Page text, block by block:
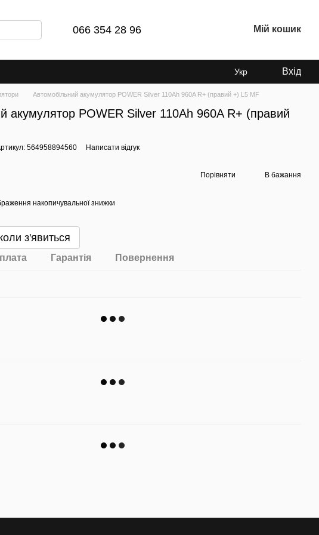
066 354 28 96 Мій кошик
Укр Вхід
Автомобільний акумулятор POWER Silver 110Ah 960A R+ (правий +) L5 MF
акумулятор POWER Silver 110Ah 960A R+ (правий
564958894560 Написати відгук
Порівняти В бажання
накопичувальної знижки
з'явиться
Гарантія Повернення